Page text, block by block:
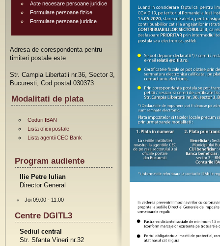
Acte necesare persoane juridice
Formulare persoane fizice
Formulare persoane juridice
Adresa de corespondenta pentru
timiteri postale este
Str. Campia Libertatii nr.36, Sector 3,
Bucuresti, Cod postal 030373
Modalitati de plata
Coduri IBAN
Lista oficii postale
Lista agentii CEC Bank
Program audiente
Ilie Petre Iulian
Director General
Joi 09.00 - 11.00
Centre DGITL3
Sediul central
Str. Sfanta Vineri nr.32